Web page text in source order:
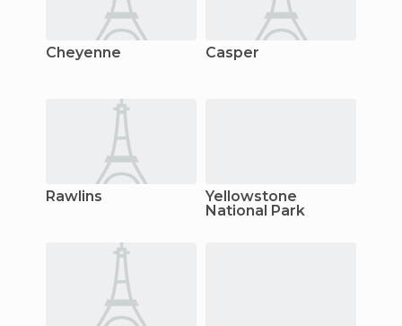
Cheyenne Casper
Rawlins
Yellowstone
National Park